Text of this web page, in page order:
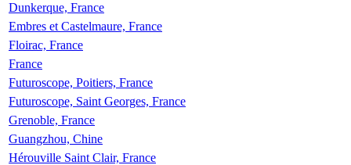
Dunkerque, France
Embres et Castelmaure, France
Floirac, France
France
Futuroscope, Poitiers, France
Futuroscope, Saint Georges, France
Grenoble, France
Guangzhou, Chine
Hérouville Saint Clair, France